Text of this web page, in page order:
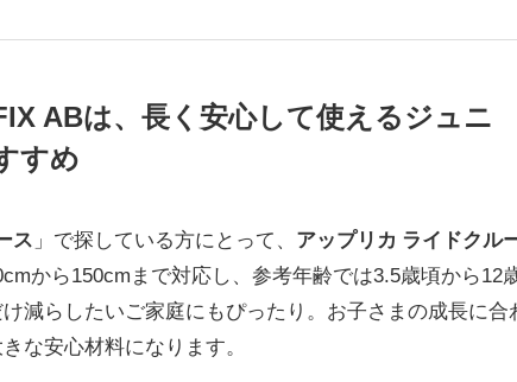
ABは、長く安心して使えるジュニ
すめ
ス 」で探している方にとって、 アップリカ ライドクル
から150cmまで対応し、参考年齢では3.5歳頃から12
減らしたいご家庭にもぴったり。お子さまの成長に合
な安心材料になります。